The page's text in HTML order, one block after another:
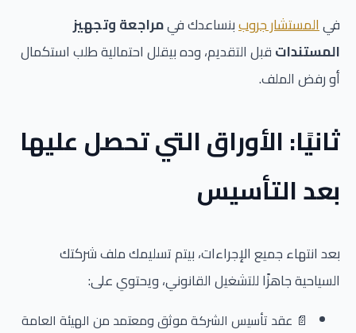
فيالمستشار جروببنساعدك فيمراجعة وتجهيز
المستنداتقبل التقديم، وده بيقلل احتمالية طلب استكمال
أو رفض الملف.
ثانيًا: الأوراق التي تحصل عليها
بعد التأسيس
بعد انتهاء جميع الإجراءات، بيتم تسليمك ملف شركتك
السياحية جاهزًا للتشغيل القانوني، ويحتوي على:
📄 عقد تأسيس الشركة موثق ومعتمد من الهيئة العامة